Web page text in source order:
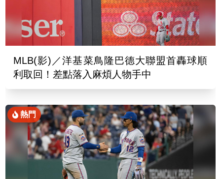
MLB(影)／洋基菜鳥隆巴德大聯盟首轟球順
利取回！差點落入麻煩人物手中
熱門